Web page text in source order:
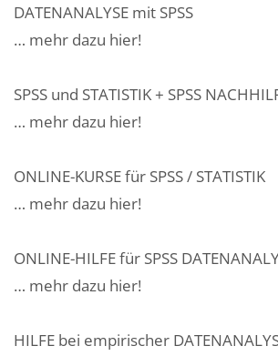
DATENANALYSE mit SPSS
… mehr dazu hier!
SPSS und STATISTIK + SPSS
… mehr dazu hier!
ONLINE-KURSE für SPSS / STATISTIK
… mehr dazu hier!
ONLINE-HILFE für SPSS
… mehr dazu hier!
HILFE bei empirischer